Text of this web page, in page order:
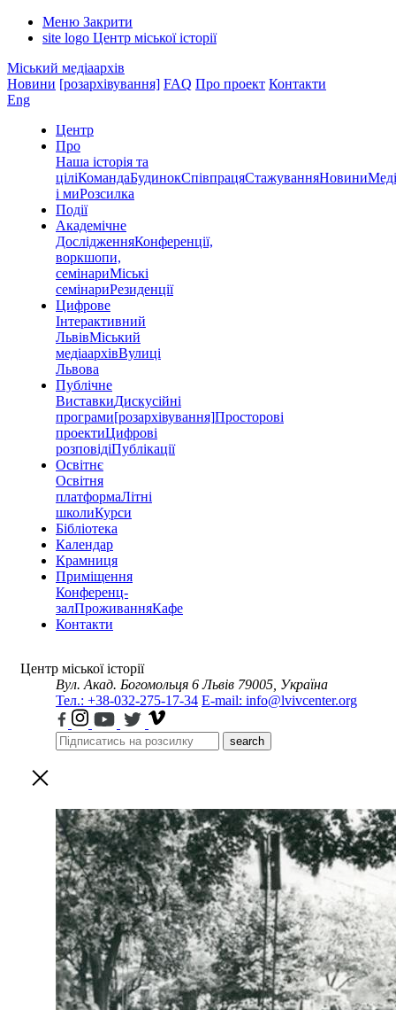
Меню Закрити
site logo Центр міської історії
Міський медіаархів
Новини [розархівування] FAQ Про проект Контакти
Eng
Центр
Про
Наша історія та
ціліКомандаБудинокСпівпрацяСтажуванняНовини
і миРозсилка
Події
Академічне
ДослідженняКонференції,
воркшопи,
семінариМіські
семінариРезиденції
Цифрове
Інтерактивний
ЛьвівМіський
медіаархівВулиці
Львова
Публічне
ВиставкиДискусійні
програми[розархівування]Просторові
проектиЦифрові
розповідіПублікації
Освітнє
Освітня
платформаЛітні
школиКурси
Бібліотека
Календар
Крамниця
Приміщення
Конференц-
залПроживанняКафе
Контакти
Центр міської історії
Вул. Акад. Богомольця 6 Львів 79005, Україна
Тел.: +38-032-275-17-34 E-mail: info@lvivcenter.org
search